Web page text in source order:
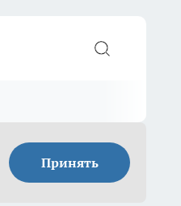
Принять